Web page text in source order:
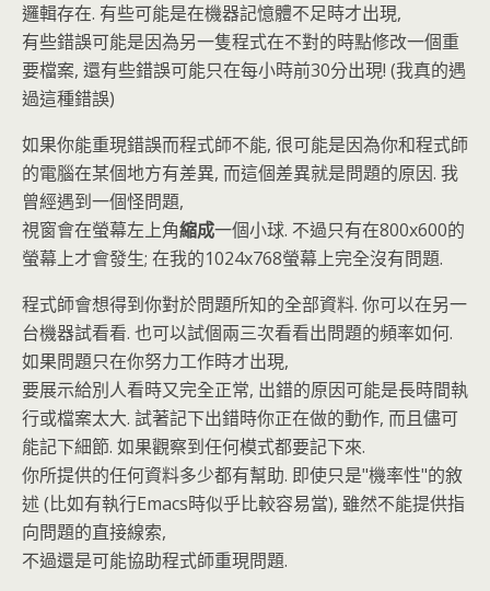
邏輯存在. 有些可能是在機器記憶體不足時才出現,
有些錯誤可能是因為另一隻程式在不對的時點修改一個重
要檔案, 還有些錯誤可能只在每小時前30分出現! (我真的遇
過這種錯誤)
如果你能重現錯誤而程式師不能, 很可能是因為你和程式師
的電腦在某個地方有差異, 而這個差異就是問題的原因. 我
曾經遇到一個怪問題,
視窗會在螢幕左上角縮成一個小球. 不過只有在800x600的
螢幕上才會發生; 在我的1024x768螢幕上完全沒有問題.
程式師會想得到你對於問題所知的全部資料. 你可以在另一
台機器試看看. 也可以試個兩三次看看出問題的頻率如何.
如果問題只在你努力工作時才出現,
要展示給別人看時又完全正常, 出錯的原因可能是長時間執
行或檔案太大. 試著記下出錯時你正在做的動作, 而且儘可
能記下細節. 如果觀察到任何模式都要記下來.
你所提供的任何資料多少都有幫助. 即使只是"機率性"的敘
述 (比如有執行Emacs時似乎比較容易當), 雖然不能提供指
向問題的直接線索,
不過還是可能協助程式師重現問題.